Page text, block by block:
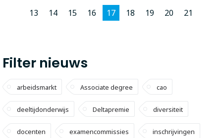
13 14 15 16 17 18 19 20 21
Filter nieuws
arbeidsmarkt Associate degree cao
deeltijdonderwijs Deltapremie diversiteit
docenten examencommissies inschrijvingen